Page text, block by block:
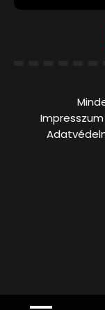
Impresszum